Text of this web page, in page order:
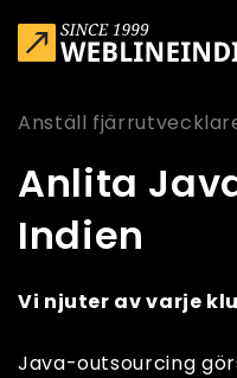
Anställ
Anlita
Indien
Vi njuter av varje
Java-outsourcing